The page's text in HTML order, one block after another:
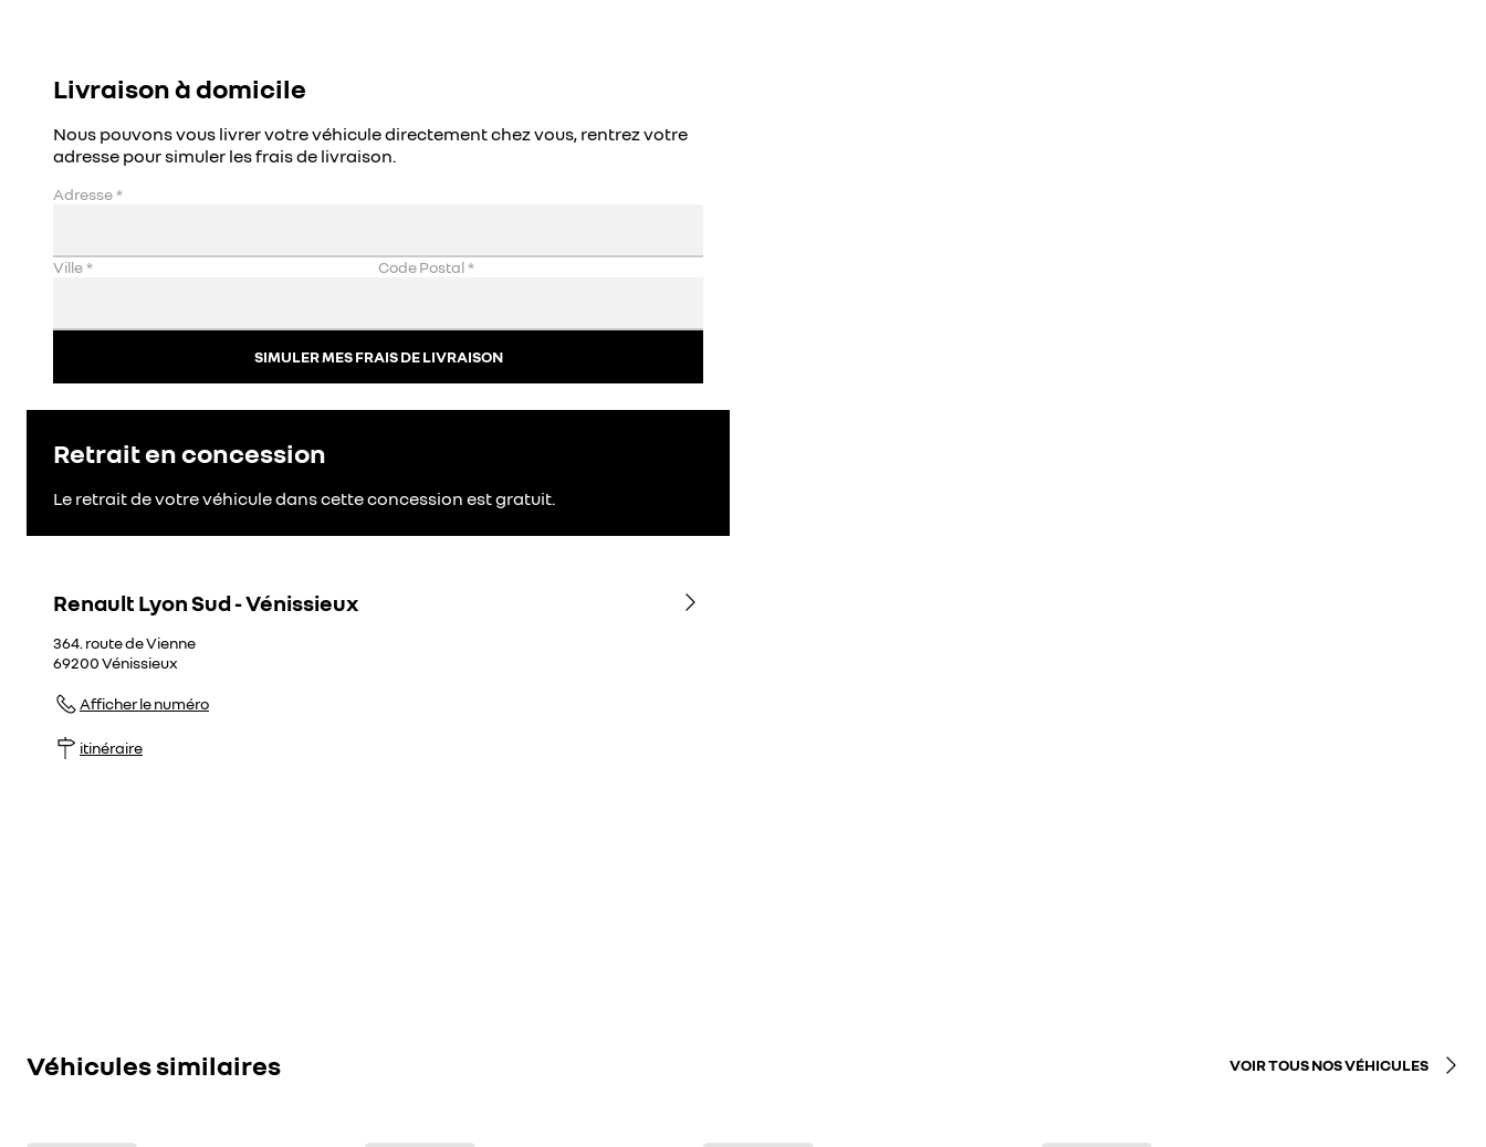
Livraison à domicile
Nous pouvons vous livrer votre véhicule directement chez vous, rentrez votre
adresse pour simuler les frais de livraison.
Adresse*
Ville* Code Postal*
SIMULER MES FRAIS DE LIVRAISON
Retrait en concession
Le retrait de votre véhicule dans cette concession est gratuit.
Renault Lyon Sud - Vénissieux
364. route de Vienne
69200Vénissieux
Afficher le numéro
itinéraire
Véhicules similaires VOIR TOUS NOS VÉHICULES